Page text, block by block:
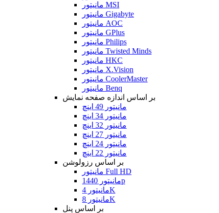
مانیتور MSI
مانیتور Gigabyte
مانیتور AOC
مانیتور GPlus
مانیتور Philips
مانیتور Twisted Minds
مانیتور HKC
مانیتور X.Vision
مانیتور CoolerMaster
مانیتور Benq
بر اساس اندازه صفحه نمایش
مانیتور 49 اینچ
مانیتور 34 اینچ
مانیتور 32 اینچ
مانیتور 27 اینچ
مانیتور 24 اینچ
مانیتور 22 اینچ
بر اساس رزولوشن
مانیتور Full HD
مانیتور 1440p
مانیتور 4K
مانیتور 8K
بر اساس پنل